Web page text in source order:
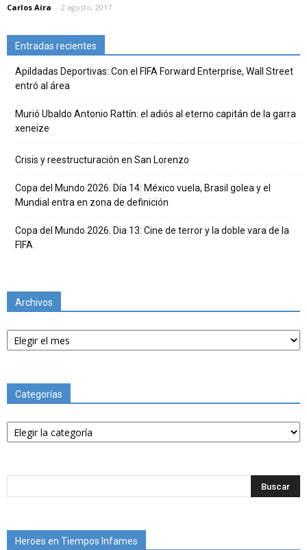
Carlos Aira - 2 agosto, 2017
Entradas recientes
Apildadas Deportivas: Con el FIFA Forward Enterprise, Wall Street
entró al área
Murió Ubaldo Antonio Rattín: el adiós al eterno capitán de la garra
xeneize
Crisis y reestructuración en San Lorenzo
Copa del Mundo 2026. Día 14: México vuela, Brasil golea y el
Mundial entra en zona de definición
Copa del Mundo 2026. Dia 13: Cine de terror y la doble vara de la
FIFA
Archivos
Archivos
Categorías
Categorías
Heroes en Tiempos Infames